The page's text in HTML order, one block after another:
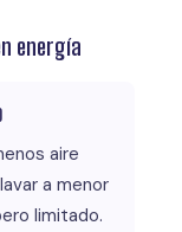
energía
aire
a menor
limitado.